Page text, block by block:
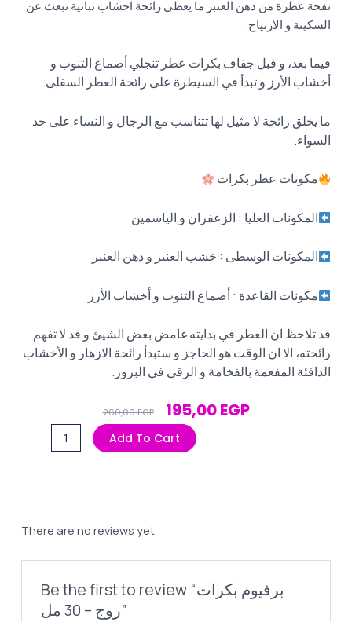
نفخة عطرة من دهن العنبر ما يعطي رائحة اخشاب نباتية تبعث عن
السكينة و الارتياح.
فيما بعد، و قبل جفاف بكرات عطر تنجلي أصماغ التنوب و
أخشاب الأرز و تبدأ في السيطرة على رائحة العطر السفلى.
ما يخلق رائحة لا مثيل لها تتناسب مع الرجال و النساء على حد
السواء.
مكونات عطر بكرات
المكونات العليا : الزعفران و الياسمين
المكونات الوسطى : خشب العنبر و دهن العنبر
مكونات القاعدة : أصماغ التنوب و أخشاب الأرز
قد تلاحظ ان العطر في بدايته غامض بعض الشيئ و قد لا تفهم
رائحته، الا ان الوقت هو الحاجز و ستبدأ رائحة الازهار و الأخشاب
الدافئة المفعمة بالفخامة و الرقي في البروز.
260,00EGP Original
Price
Was:
195,00EGPCurrent
مل
Add To Cart
There are no reviews yet.
Be the first to review “برفيوم بكرات
روج – 30 مل”